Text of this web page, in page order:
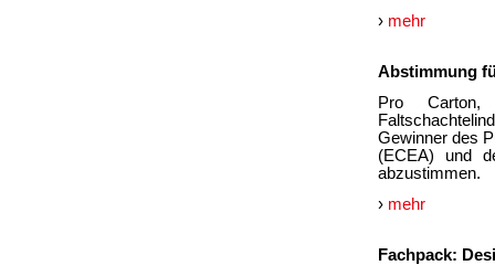
› mehr
Abstimmung
Pro
Gewinner des
(ECEA) und
abzustimmen.
› mehr
Fachpack: